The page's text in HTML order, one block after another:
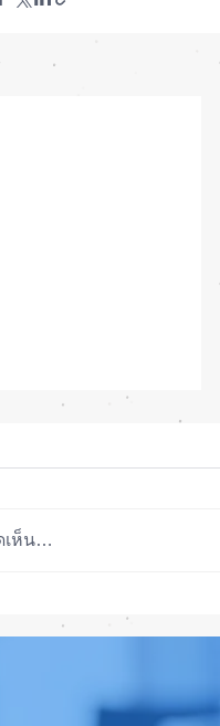
iPhone 17 Pro
าไม่พัง! ⚡📱
เห็น…